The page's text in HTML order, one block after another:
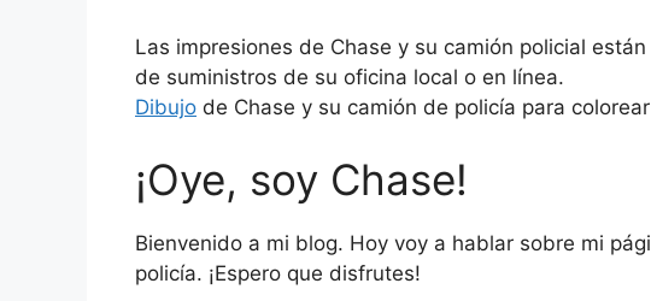
Las impresiones de Chase y su camión policial
de suministros de su oficina local o en línea.
Dibujo de Chase y su camión de policía para colorear
¡Oye, soy Chase!
Bienvenido a mi blog. Hoy voy a hablar sobre mi
policía. ¡Espero que disfrutes!